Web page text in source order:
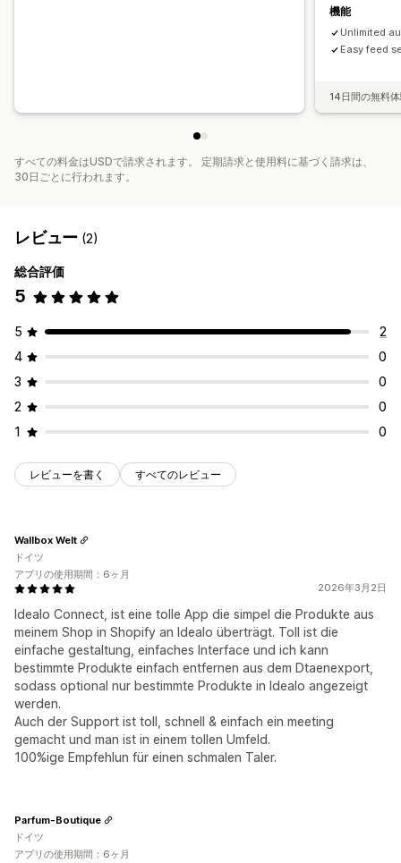
機能
Unlimited
Easy feed
14日間の無料
すべての料金はUSDで請求されます。 定期請求と使用料に基づく請求は、
30日ごとに行われます。
レビュー (2)
総合評価
5
5
2
4
0
3
0
2
0
1
0
レビューを書く すべてのレビュー
2026年3月2日
Idealo Connect, ist eine tolle App die simpel die Produkte aus
meinem Shop in Shopify an Idealo überträgt. Toll ist die
einfache gestaltung, einfaches Interface und ich kann
bestimmte Produkte einfach entfernen aus dem Dtaenexport,
sodass optional nur bestimmte Produkte in Idealo angezeigt
werden.
Auch der Support ist toll, schnell & einfach ein meeting
gemacht und man ist in einem tollen Umfeld.
100%ige Empfehlun für einen schmalen Taler.
Wallbox Welt
ドイツ
アプリの使用期間：6ヶ月
Parfum-Boutique
ドイツ
アプリの使用期間：6ヶ月